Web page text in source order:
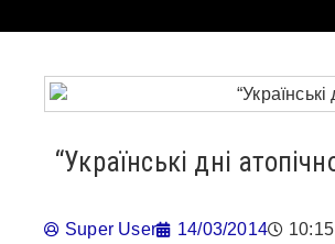
“Українські дні
Super User 14/03/2014 10:15